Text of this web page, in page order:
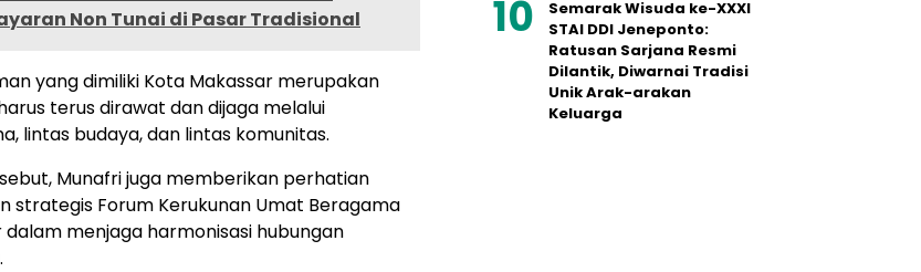
Non Tunai di Pasar Tradisional
yang dimiliki Kota Makassar merupakan
terus dirawat dan dijaga melalui
lintas budaya, dan lintas komunitas.
Munafri juga memberikan perhatian
strategis Forum Kerukunan Umat Beragama
dalam menjaga harmonisasi hubungan
Semarak Wisuda ke-XXXI
STAI DDI Jeneponto:
Ratusan Sarjana Resmi
Dilantik, Diwarnai Tradisi
Unik Arak-arakan
Keluarga